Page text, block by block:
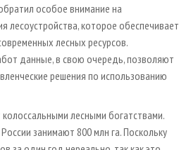
особое внимание на
лесоустройства, которое обеспечивает
лесных ресурсов.
данные, в свою очередь, позволяют
решения по использованию
лесными богатствами.
занимают 800 млн га. Поскольку